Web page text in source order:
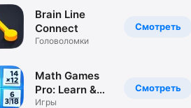
Смотреть
Brain Line
Connect
Головоломки
Смотреть
Math Games
Pro: Learn &
Play
Игры